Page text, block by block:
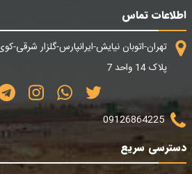
اطلاعات تماس
تهران-اتوبان نیایش-ایرانپارس-گلزار
پلاک 14 واحد 7
09126864225
دسترسی سریع